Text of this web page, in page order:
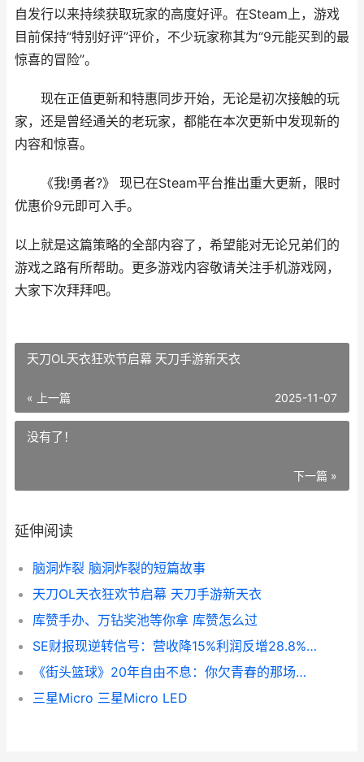
自发行以来持续获取玩家的高度好评。在Steam上，游戏
目前保持“特别好评”评价，不少玩家称其为“9元能买到的最
惊喜的冒险”。
现在正值更新和特惠同步开始，无论是初次接触的玩
家，还是曾经通关的老玩家，都能在本次更新中发现新的
内容和惊喜。
《我!勇者?》 现已在Steam平台推出重大更新，限时
优惠价9元即可入手。
以上就是这篇策略的全部内容了，希望能对无论兄弟们的
游戏之路有所帮助。更多游戏内容敬请关注手机游戏网，
大家下次拜拜吧。
天刀OL天衣狂欢节启幕 天刀手游新天衣
« 上一篇 2025-11-07
没有了！
下一篇 »
延伸阅读
脑洞炸裂 脑洞炸裂的短篇故事
天刀OL天衣狂欢节启幕 天刀手游新天衣
库赞手办、万钻奖池等你拿 库赞怎么过
SE财报现逆转信号：营收降15%利润反增28.8% se财报2020
《街头篮球》20年自由不息：你欠青春的那场重逢 《街头篮球》手游的具体停运时间是什么?
三星Micro 三星Micro LED